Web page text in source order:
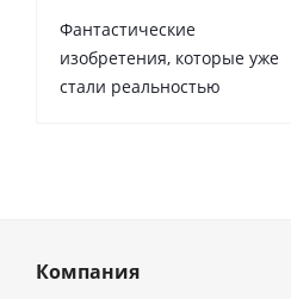
Фантастические
изобретения, которые уже
стали реальностью
Компания